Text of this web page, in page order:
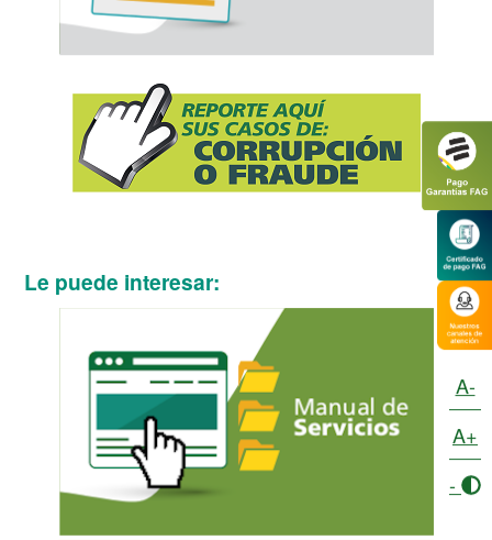
Le puede interesar:
A-
A+
-